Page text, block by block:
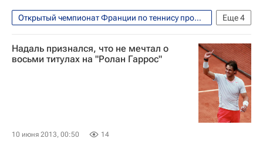
Еще4
Открытый чемпионат Франции по теннису прошел с 26 мая по 9 июня
Теннис
Спорт
Рафаэль Надаль
Давид Феррер
Надаль признался, что не мечтал о
восьми титулах на "Ролан Гаррос"
10 июня 2013, 00:50 14